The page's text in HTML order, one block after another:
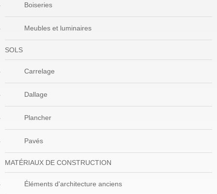
Boiseries
Meubles et luminaires
SOLS
Carrelage
Dallage
Plancher
Pavés
MATÉRIAUX DE CONSTRUCTION
Éléments d'architecture anciens